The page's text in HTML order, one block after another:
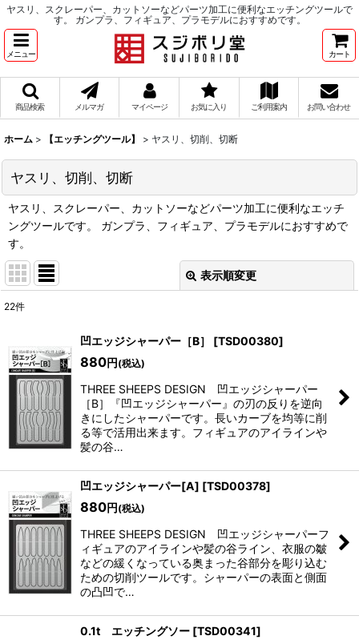
ヤスリ、スクレーパー、カットソーなどパーツ加工に便利なエッチングツールで
す。 ガンプラ、フィギュア、プラモデルにおすすめです。
メニュー カート
商品検索 メルマガ マイページ お気に入り ご利用案内 お問い合わせ
ホーム > 【エッチングツール】 > ヤスリ、切削、切断
ヤスリ、切削、切断
ヤスリ、スクレーパー、カットソーなどパーツ加工に便利なエッチ
ングツールです。 ガンプラ、フィギュア、プラモデルにおすすめで
す。
表示順変更
在庫あり
並び順:
絞り込む
22件
凹エッジシャーパー［B］ [TSD00380]
880円 (税込)
THREE SHEEPS DESIGN 凹エッジシャーパー
［B］『凹エッジシャーパー』の刃の反りを逆向
きにしたシャーパーです。長いカーブを均等に削
る等で活用出来ます。フィギュアのアイラインや
髪の谷…
凹エッジシャーパー[A] [TSD00378]
880円 (税込)
THREE SHEEPS DESIGN 凹エッジシャーパーフ
ィギュアのアイラインや髪の谷ライン、衣服の皺
などの緩くなっている奥まった谷部分を彫り込む
ための切削ツールです。シャーパーの表面と側面
の凸凹で…
0.1t エッチングソー [TSD00341]